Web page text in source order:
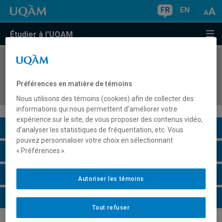
FR EN
Étudier à l'UQAM
COURS//
(Primaire)
Description du cours
Horaire - Été 2026
Horaire - Automne 2026
Horaire - Hiver 2027
Préférences en matière de témoins
Nous utilisons des témoins (cookies) afin de collecter des
informations qui nous permettent d’améliorer votre
expérience sur le site, de vous proposer des contenus vidéo,
d’analyser les statistiques de fréquentation, etc. Vous
pouvez personnaliser votre choix en sélectionnant
« Préférences ».
Tout refuser
Autoriser les témoins